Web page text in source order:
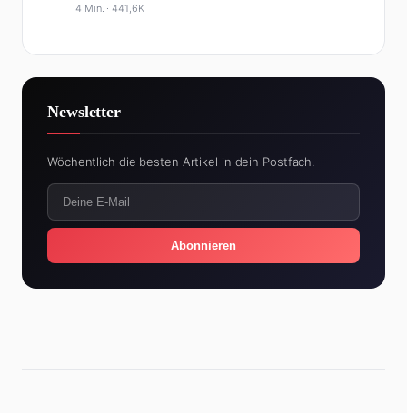
4 Min. ·441,6K
Newsletter
Wöchentlich die besten Artikel in dein Postfach.
Abonnieren